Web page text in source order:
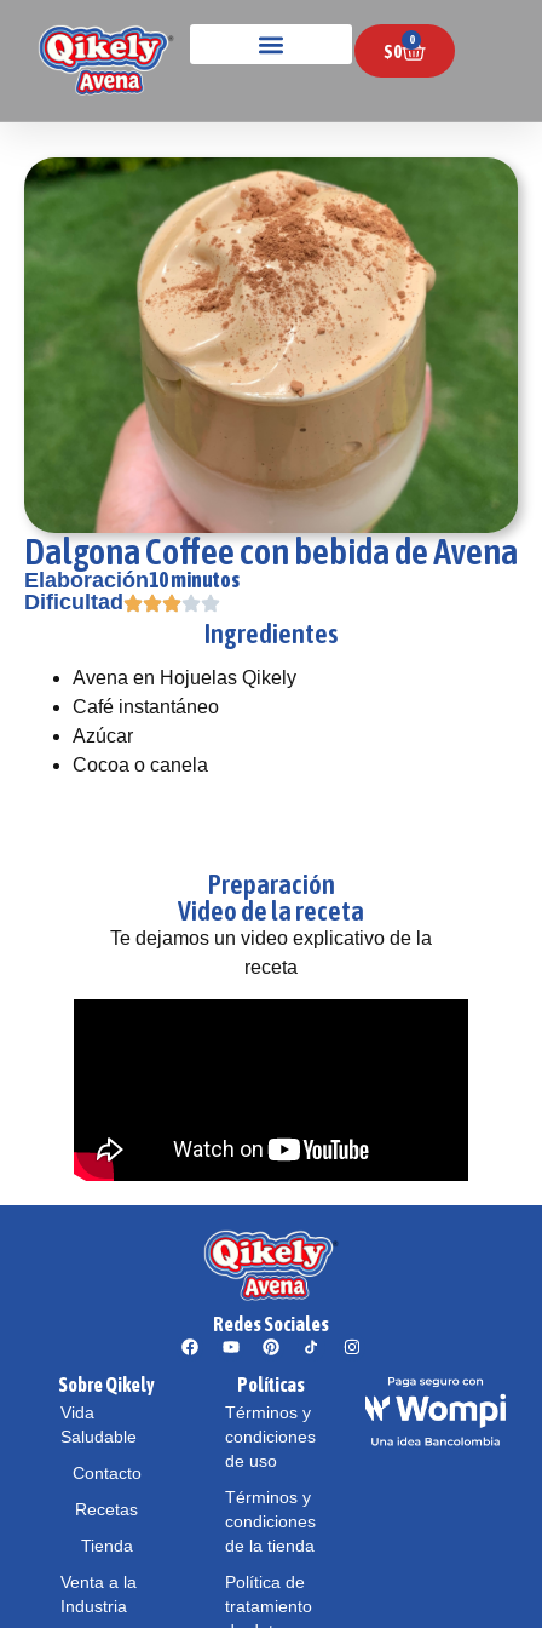
$0
0
Dalgona Coffee con bebida de Avena
Elaboración10 minutos
Dificultad
Ingredientes
Avena en Hojuelas Qikely
Café instantáneo
Azúcar
Cocoa o canela
Preparación
Video de la receta
Te dejamos un video explicativo de la
receta
Redes Sociales
Sobre Qikely
Vida
Saludable
Contacto
Recetas
Tienda
Venta a la
Industria
Políticas
Términos y
condiciones
de uso
Términos y
condiciones
de la tienda
Política de
tratamiento